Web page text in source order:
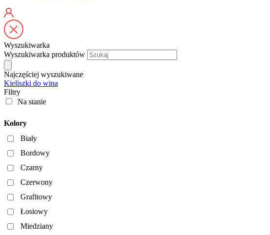
Wyszukiwarka
Wyszukiwarka produktów
Najczęściej wyszukiwane
Kieliszki do wina
Filtry
Na stanie
Kolory
Biały
Bordowy
Czarny
Czerwony
Grafitowy
Łosiowy
Miedziany